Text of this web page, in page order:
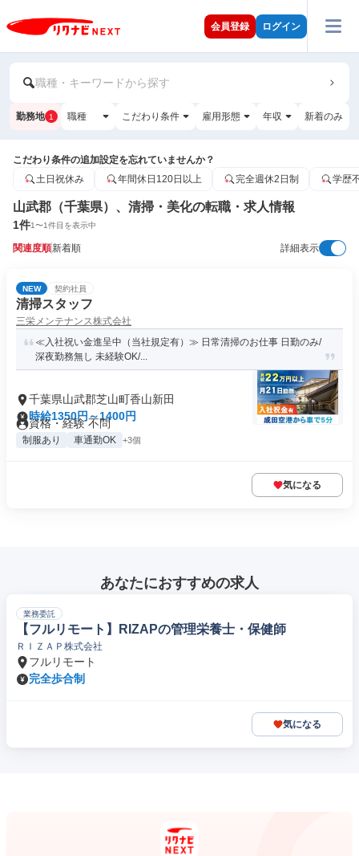
会員登録 ログイン
職種・キーワードから探す
勤務地 1 職種 こだわり条件 雇用形態 年収 新着のみ
こだわり条件の追加設定を忘れていませんか？
土日祝休み
年間休日120日以上 完全週休2日制 学歴
山武郡（千葉県）、清掃・美化の転職・求人情報
1件1〜1件目を表示中
関連度順新着順 詳細表示
NEW 契約社員
清掃スタッフ
三栄メンテナンス株式会社
≪入社祝い金進呈中（当社規定有）≫ 日常清掃のお仕事 日勤のみ/
深夜勤務無し 未経験OK/...
千葉県山武郡芝山町香山新田
時給1350円～1400円
資格・経験 不問
制服あり 車通勤OK +3個
気になる
あなたにおすすめの求人
業務委託
【フルリモート】RIZAPの管理栄養士・保健師
ＲＩＺＡＰ株式会社
フルリモート
完全歩合制
気になる